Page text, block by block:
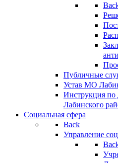
Публичные
Устав МО
Инструкция по
Лабинского
Социальная сфера
Back
Управление